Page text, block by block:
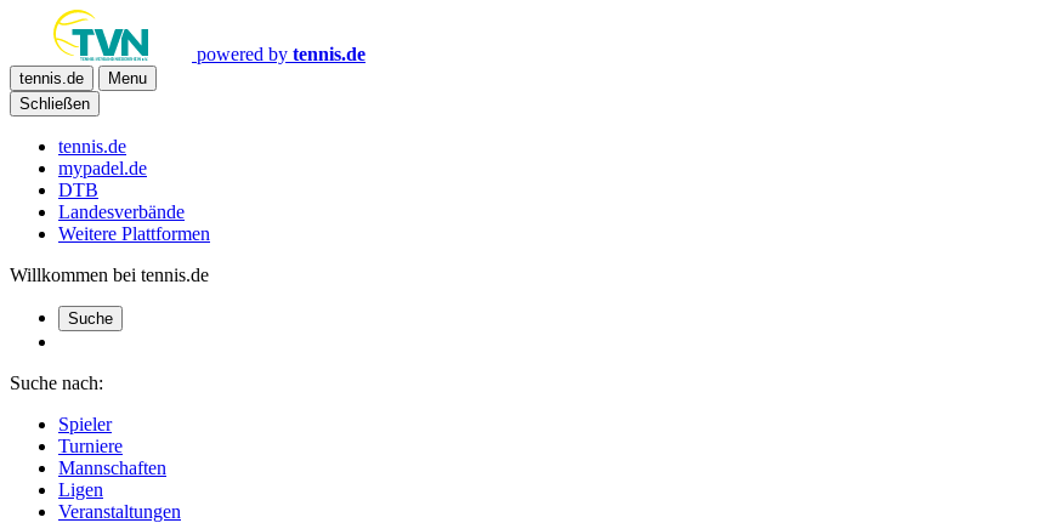
powered by tennis.de
tennis.de
Menu
Schließen
tennis.de
mypadel.de
DTB
Landesverbände
Weitere Plattformen
Willkommen bei tennis.de
Suche
Suche nach:
Spieler
Turniere
Mannschaften
Ligen
Veranstaltungen